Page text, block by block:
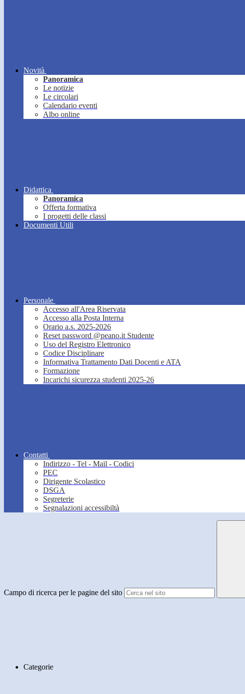
Novità
Panoramica
Le notizie
Le circolari
Calendario eventi
Albo online
Didattica
Panoramica
Offerta formativa
I progetti delle classi
Documenti Utili
Personale
Accesso all'Area Riservata
Accesso alla Posta Interna
Orario a.s. 2025-2026
Reset password @peano.it Studente
Uso del Registro Elettronico
Codice Disciplinare
Informativa Trattamento Dati Docenti e ATA
Formazione
Incarichi sicurezza studenti 2025-26
Contatti
Indirizzo - Tel - Mail - Codici
PEC
Dirigente Scolastico
DSGA
Segreterie
Segnalazioni accessibiltà
Campo di ricerca per le pagine del sito
Categorie